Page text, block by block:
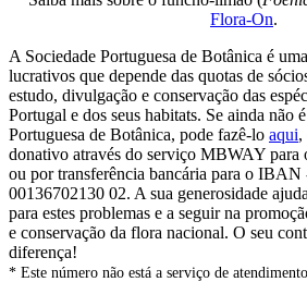
Flora-On.
A Sociedade Portuguesa de Botânica é
lucrativos que depende das quotas de
estudo, divulgação e conservação das
Portugal e dos seus habitats. Se ainda não
Portuguesa de Botânica, pode fazê-lo aqui,
donativo através do serviço MBWAY para
ou por transferência bancária para o
00136702130 02. A sua generosidade
para estes problemas e a seguir na
e conservação da flora nacional. O seu
diferença!
* Este número não está a serviço de